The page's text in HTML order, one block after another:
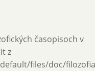
časopisoch v
z
files/doc/